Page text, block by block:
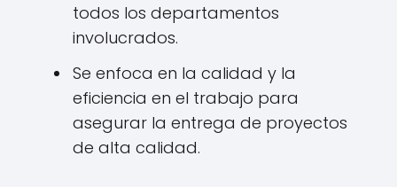
todos los departamentos
involucrados.
Se enfoca en la calidad y la
eficiencia en el trabajo para
asegurar la entrega de proyectos
de alta calidad.